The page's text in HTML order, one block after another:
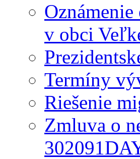
v obci
Termíny
Riešenie
Zmluva o